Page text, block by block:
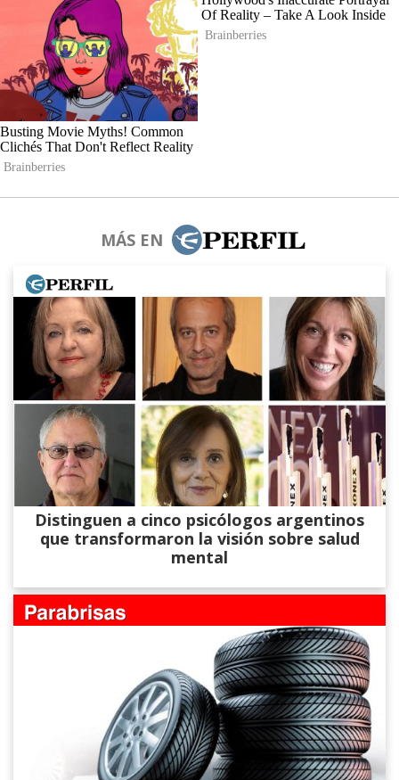
MÁS EN
Distinguen a cinco psicólogos argentinos
que transformaron la visión sobre salud
mental